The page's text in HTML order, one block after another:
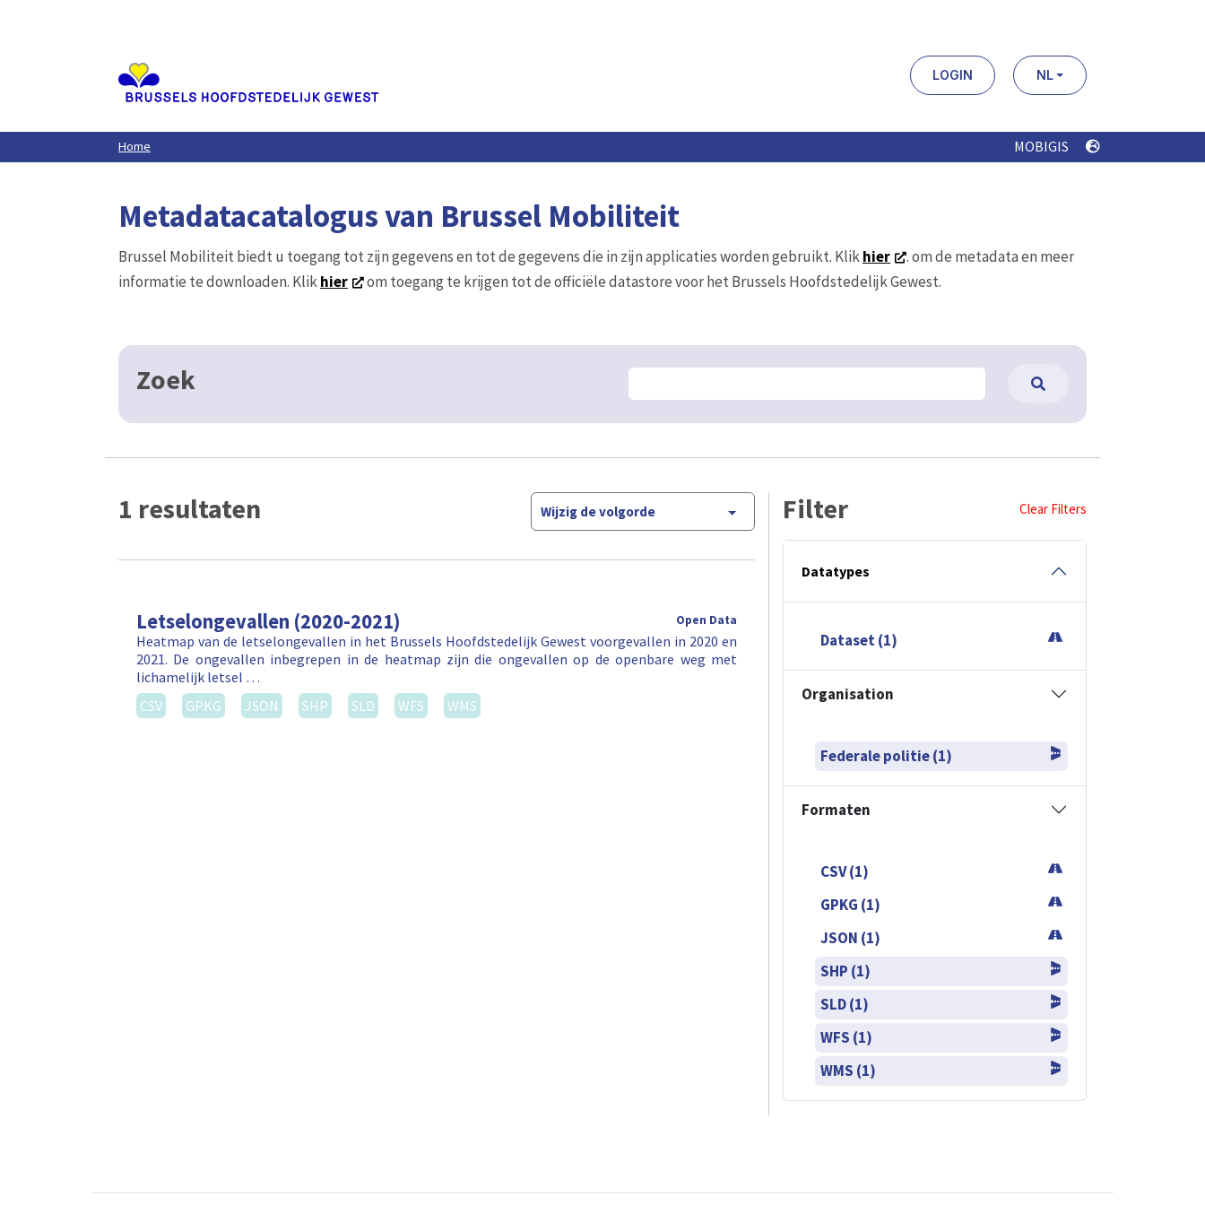
LOGIN NL
Home MOBIGIS
Metadatacatalogus van Brussel Mobiliteit
Brussel Mobiliteit biedt u toegang tot zijn gegevens en tot de gegevens die in zijn applicaties worden gebruikt. Klikhier
. om de metadata en meer
informatie te downloaden. Klikhier om toegang te krijgen tot de officiële datastore voor het Brussels Hoofdstedelijk Gewest.
Zoek
1 resultaten Wijzig de volgorde
Letselongevallen (2020-2021) Open Data
Heatmap van de letselongevallen in het Brussels Hoofdstedelijk Gewest voorgevallen in 2020 en
2021. De ongevallen inbegrepen in de heatmap zijn die ongevallen op de openbare weg met
lichamelijk letsel …
CSV
GPKG JSON SHP SLD WFS WMS
Filter Clear Filters
Datatypes
Dataset (1)
Organisation
Federale politie (1)
Formaten
CSV (1)
GPKG (1)
JSON (1)
SHP (1)
SLD (1)
WFS (1)
WMS (1)